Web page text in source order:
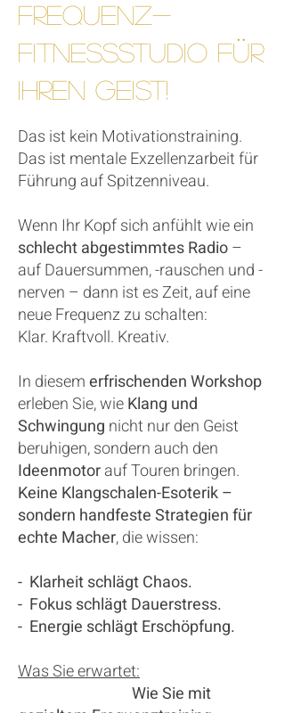
Frequenz-
Fitnessstudio für
Ihren Geist!
Das ist kein Motivationstraining.
Das ist mentale Exzellenzarbeit für
Führung auf Spitzenniveau.
Wenn Ihr Kopf sich anfühlt wie ein
schlecht abgestimmtes Radio–
auf Dauersummen, -rauschen und -
nerven – dann ist es Zeit, auf eine
neue Frequenz zu schalten:
Klar. Kraftvoll. Kreativ.
In diesemerfrischenden Workshop
erleben Sie, wieKlang und
Schwingung nicht nur den Geist
beruhigen, sondern auch den
Ideenmotorauf Touren bringen.
Keine Klangschalen-Esoterik –
sondern handfeste Strategien für
echte Macher, die wissen:
- Klarheit schlägt Chaos.
- Fokus schlägt Dauerstress.
- Energie schlägt Erschöpfung.
Was Sie erwartet:
Wie Sie mit